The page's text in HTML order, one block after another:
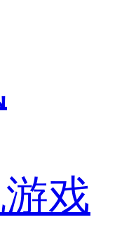
戏